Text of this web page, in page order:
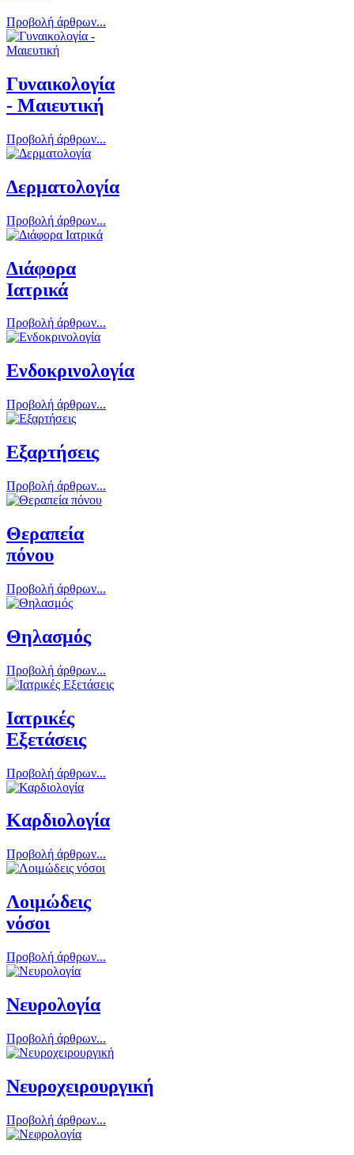
Προβολή άρθρων...
Γυναικολογία
- Μαιευτική
Προβολή άρθρων...
Δερματολογία
Προβολή άρθρων...
Διάφορα
Ιατρικά
Προβολή άρθρων...
Ενδοκρινολογία
Προβολή άρθρων...
Εξαρτήσεις
Προβολή άρθρων...
Θεραπεία
πόνου
Προβολή άρθρων...
Θηλασμός
Προβολή άρθρων...
Ιατρικές
Εξετάσεις
Προβολή άρθρων...
Καρδιολογία
Προβολή άρθρων...
Λοιμώδεις
νόσοι
Προβολή άρθρων...
Νευρολογία
Προβολή άρθρων...
Νευροχειρουργική
Προβολή άρθρων...